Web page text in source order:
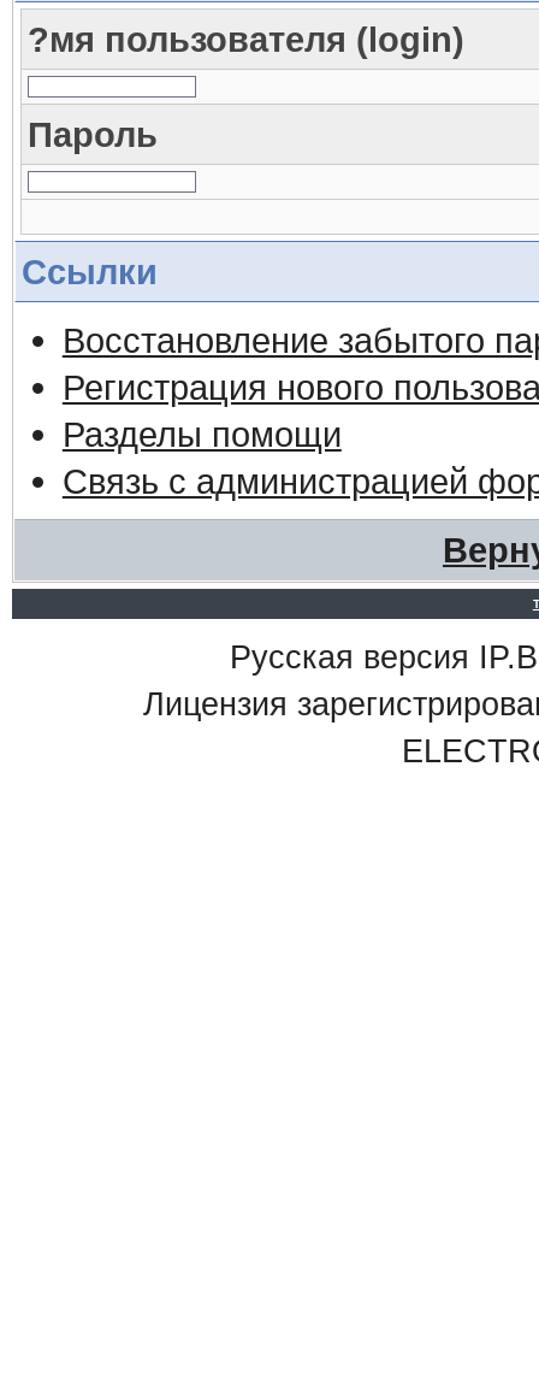
?мя пользователя (login)
Пароль
Ссылки
Восстановление забытого
Регистрация нового
Разделы помощи
Связь с администрацией
Русская версия
Лицензия